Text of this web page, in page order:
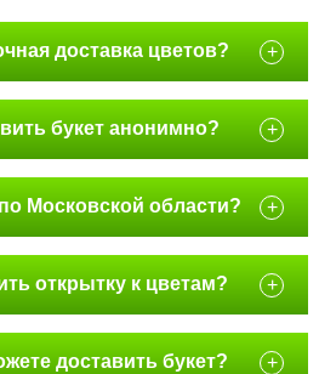
доставка цветов? +
букет анонимно? +
Московской области? +
открытку к цветам? +
доставить букет? +